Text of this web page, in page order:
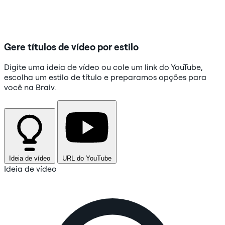
Gere títulos de vídeo por estilo
Digite uma ideia de vídeo ou cole um link do YouTube,
escolha um estilo de título e preparamos opções para
você na Braiv.
Ideia de vídeo URL do YouTube
Ideia de vídeo